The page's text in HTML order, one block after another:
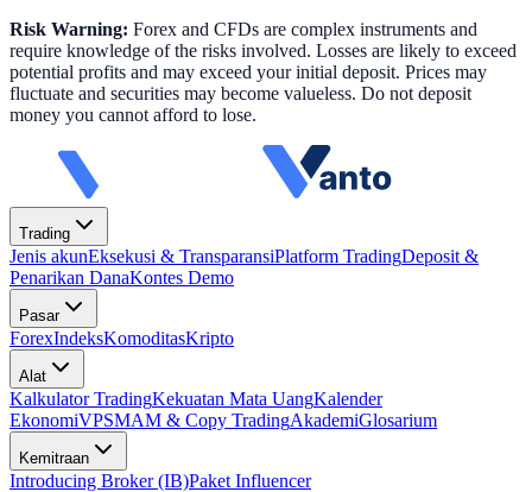
Risk Warning: Forex and CFDs are complex instruments and
require knowledge of the risks involved. Losses are likely to exceed
potential profits and may exceed your initial deposit. Prices may
fluctuate and securities may become valueless. Do not deposit
money you cannot afford to lose.
Trading
Jenis akunEksekusi & TransparansiPlatform TradingDeposit &
Penarikan DanaKontes Demo
Pasar
ForexIndeksKomoditasKripto
Alat
Kalkulator TradingKekuatan Mata UangKalender
EkonomiVPSMAM & Copy TradingAkademiGlosarium
Kemitraan
Introducing Broker (IB)Paket Influencer